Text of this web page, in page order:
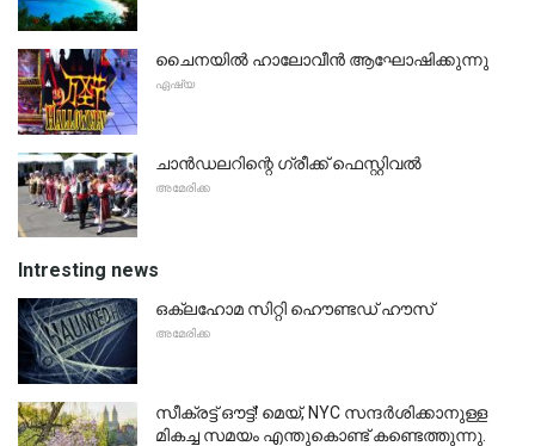
ചൈനയിൽ ഹാലോവീൻ ആഘോഷിക്കുന്നു
ഏഷ്യ
ചാൻഡലറിന്റെ ഗ്രീക്ക് ഫെസ്റ്റിവൽ
അമേരിക്ക
Intresting news
ഒക്ലഹോമ സിറ്റി ഹൌണ്ടഡ് ഹൗസ്
അമേരിക്ക
സീക്രട്ട് ഔട്ട്! മെയ്, NYC സന്ദർശിക്കാനുള്ള
മികച്ച സമയം എന്തുകൊണ്ട് കണ്ടെത്തുന്നു.